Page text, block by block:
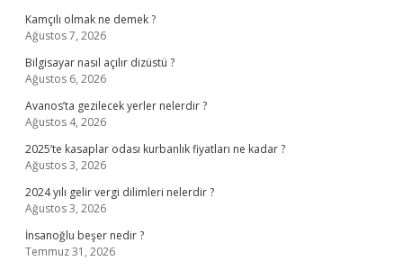
Kamçılı olmak ne demek ?
Ağustos 7, 2026
Bilgisayar nasıl açılır dizüstü ?
Ağustos 6, 2026
Avanos’ta gezilecek yerler nelerdir ?
Ağustos 4, 2026
2025’te kasaplar odası kurbanlık fiyatları ne kadar ?
Ağustos 3, 2026
2024 yılı gelir vergi dilimleri nelerdir ?
Ağustos 3, 2026
İnsanoğlu beşer nedir ?
Temmuz 31, 2026